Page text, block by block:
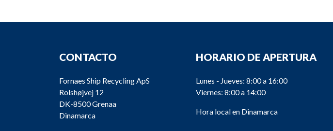
CONTACTO
Fornaes Ship Recycling ApS
Rolshøjvej 12
DK-8500 Grenaa
Dinamarca
HORARIO DE APERTURA
Lunes - Jueves: 8:00 a 16:00
Viernes: 8:00 a 14:00
Hora local en Dinamarca